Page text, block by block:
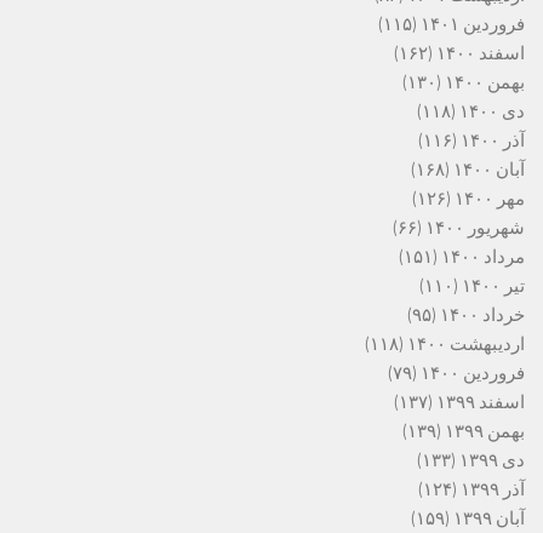
فروردین ۱۴۰۱
(۱۱۵)
اسفند ۱۴۰۰
(۱۶۲)
بهمن ۱۴۰۰
(۱۳۰)
دی ۱۴۰۰
(۱۱۸)
آذر ۱۴۰۰
(۱۱۶)
آبان ۱۴۰۰
(۱۶۸)
مهر ۱۴۰۰
(۱۲۶)
شهریور ۱۴۰۰
(۶۶)
مرداد ۱۴۰۰
(۱۵۱)
تیر ۱۴۰۰
(۱۱۰)
خرداد ۱۴۰۰
(۹۵)
اردیبهشت ۱۴۰۰
(۱۱۸)
فروردین ۱۴۰۰
(۷۹)
اسفند ۱۳۹۹
(۱۳۷)
بهمن ۱۳۹۹
(۱۳۹)
دی ۱۳۹۹
(۱۳۳)
آذر ۱۳۹۹
(۱۲۴)
آبان ۱۳۹۹
(۱۵۹)